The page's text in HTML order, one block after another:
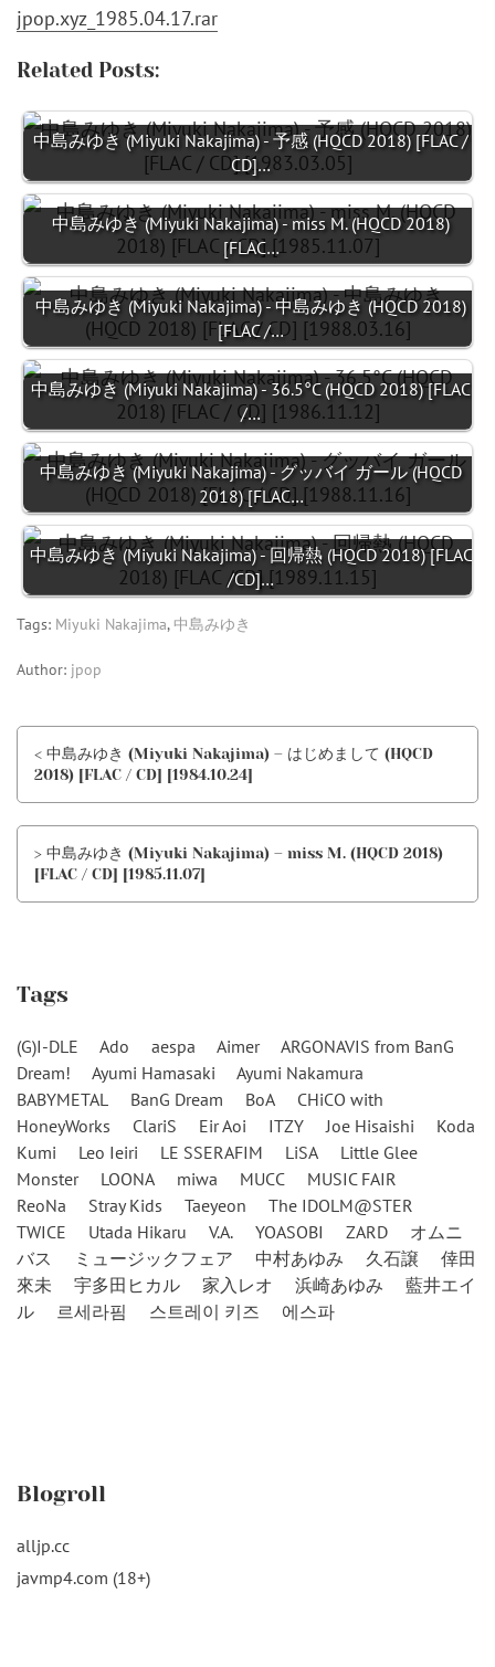
jpop.xyz_1985.04.17.rar
Related Posts:
中島みゆき (Miyuki Nakajima) - 予感 (HQCD 2018) [FLAC /
CD]…
中島みゆき (Miyuki Nakajima) - miss M. (HQCD 2018)
[FLAC…
中島みゆき (Miyuki Nakajima) - 中島みゆき (HQCD 2018)
[FLAC /…
中島みゆき (Miyuki Nakajima) - 36.5°C (HQCD 2018) [FLAC
/…
中島みゆき (Miyuki Nakajima) - グッバイ ガール (HQCD
2018) [FLAC…
中島みゆき (Miyuki Nakajima) - 回帰熱 (HQCD 2018) [FLAC
/CD]…
Tags: Miyuki Nakajima, 中島みゆき
Author: jpop
< 中島みゆき (Miyuki Nakajima) – はじめまして (HQCD
2018) [FLAC / CD] [1984.10.24]
> 中島みゆき (Miyuki Nakajima) – miss M. (HQCD 2018)
[FLAC / CD] [1985.11.07]
Tags
(G)I-DLE Ado aespa Aimer
ARGONAVIS from BanG
Dream!
Ayumi Hamasaki
Ayumi Nakamura
BABYMETAL
BanG Dream BoA
CHiCO with
HoneyWorks
ClariS Eir Aoi ITZY Joe Hisaishi
Koda
Kumi
Leo Ieiri LE SSERAFIM LiSA
Little Glee
Monster
LOONA miwa MUCC
MUSIC FAIR
ReoNa
Stray Kids Taeyeon
The IDOLM@STER
TWICE
Utada Hikaru V.A. YOASOBI ZARD
オムニ
バス
ミュージックフェア 中村あゆみ 久石譲
倖田
來未
宇多田ヒカル 家入レオ 浜崎あゆみ
藍井エイ
ル
르세라핌 스트레이 키즈 에스파
Blogroll
alljp.cc
javmp4.com (18+)